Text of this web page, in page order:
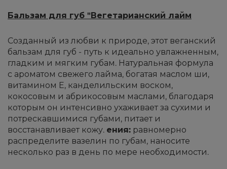
Бальзам для губ "Вегетарианский лайм
Созданный из любви к природе, этот веганский
бальзам для губ - путь к идеально увлажненным,
гладким и мягким губам. Натуральная формула
с ароматом свежего лайма, богатая маслом ши,
витамином Е, канделильским воском,
кокосовым и абрикосовым маслами, благодаря
которым он интенсивно ухаживает за сухими и
потрескавшимися губами, питает и
восстанавливает кожу. ения: равномерно
распределите вазелин по губам, наносите
несколько раз в день по мере необходимости.